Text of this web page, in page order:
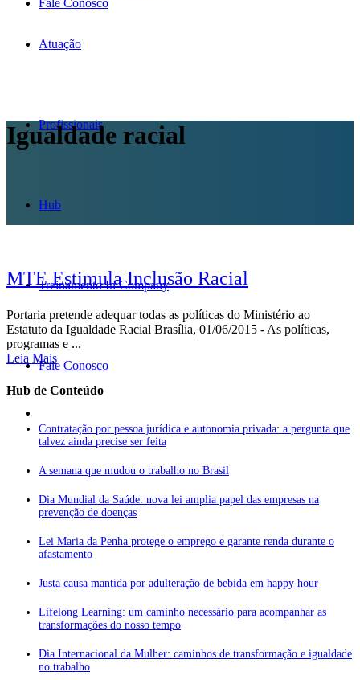
Atuação
Profissionais
Hub
Treinamento In Company
Fale Conosco
Fale Conosco
Igualdade racial
MTE Estimula Inclusão Racial
Portaria pretende adequar todas as políticas do Ministério ao
Estatuto da Igualdade Racial Brasília, 01/06/2015 - As políticas,
programas e ...
Leia Mais
Hub de Conteúdo
Contratação por pessoa jurídica e autonomia privada: a pergunta que
talvez ainda precise ser feita
A semana que mudou o trabalho no Brasil
Dia Mundial da Saúde: nova lei amplia papel das empresas na
prevenção de doenças
Lei Maria da Penha protege o emprego e garante renda durante o
afastamento
Justa causa mantida por adulteração de bebida em happy hour
Lifelong Learning: um caminho necessário para acompanhar as
transformações do nosso tempo
Dia Internacional da Mulher: caminhos de transformação e igualdade
no trabalho